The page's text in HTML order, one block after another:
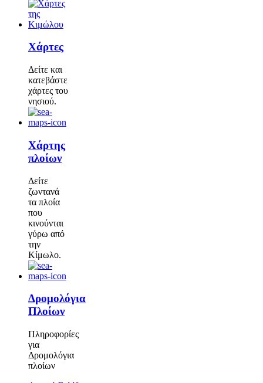
Χάρτες
Δείτε και
κατεβάστε
χάρτες του
νησιού.
Χάρτης
πλοίων
Δείτε
ζωντανά
τα πλοία
που
κινούνται
γύρω από
την
Κίμωλο.
Δρομολόγια
Πλοίων
Πληροφορίες
για
Δρομολόγια
πλοίων